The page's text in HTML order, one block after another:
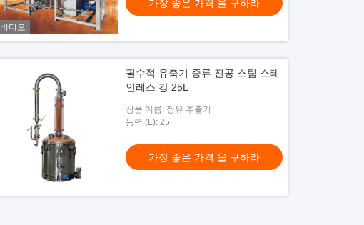
비디오
가장 좋은 가격 을 구하라
필수적 유축기 증류 진공 스팀 스테
인레스 강 25L
상품 이름: 정유 추출기
능력 (L): 25
가장 좋은 가격 을 구하라